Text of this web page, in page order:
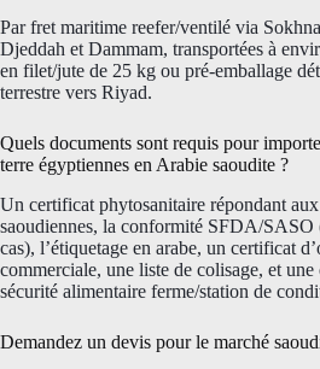
Par fret maritime reefer/ventilé via
Djeddah et Dammam, transportées à
en filet/jute de 25 kg ou pré-emballage
terrestre vers Riyad.
Quels documents sont requis pour
terre égyptiennes en Arabie saoudite ?
Un certificat phytosanitaire répondant
saoudiennes, la conformité SFDA/
cas), l’étiquetage en arabe, un certificat
commerciale, une liste de colisage, et
sécurité alimentaire ferme/station de
Demandez un devis pour le marché